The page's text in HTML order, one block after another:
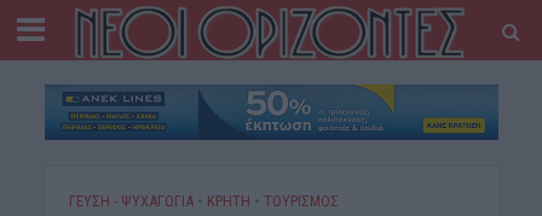
ΓΕΎΣΗ - ΨΥΧΑΓΩΓΊΑ • ΚΡΗΤΗ • ΤΟΥΡΙΣΜΟΣ